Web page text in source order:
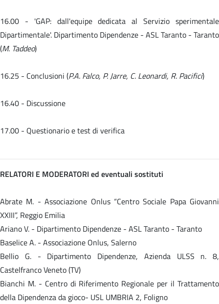
16.00 - 'GAP: dall'equipe dedicata al Servizio sperimentale
Dipartimentale'. Dipartimento Dipendenze - ASL Taranto - Taranto
(M. Taddeo)
16.25 - Conclusioni (P.A. Falco, P. Jarre, C. Leonardi, R. Pacifici)
16.40 - Discussione
17.00 - Questionario e test di verifica
RELATORI E MODERATORI ed eventuali sostituti
Abrate M. - Associazione Onlus “Centro Sociale Papa Giovanni
XXIII”, Reggio Emilia
Ariano V. - Dipartimento Dipendenze - ASL Taranto - Taranto
Baselice A. - Associazione Onlus, Salerno
Bellio G. - Dipartimento Dipendenze, Azienda ULSS n. 8,
Castelfranco Veneto (TV)
Bianchi M. - Centro di Riferimento Regionale per il Trattamento
della Dipendenza da gioco- USL UMBRIA 2, Foligno